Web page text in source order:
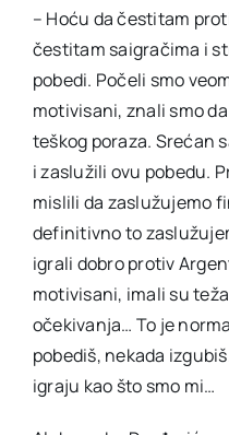
– Hoću da čestitam
čestitam saigračima i
pobedi. Počeli smo
motivisani, znali smo
teškog poraza. Srećan
i zaslužili ovu pobedu.
mislili da zaslužujemo
definitivno to
igrali dobro protiv
motivisani, imali su
očekivanja… To je
pobediš, nekada
igraju kao što smo mi…